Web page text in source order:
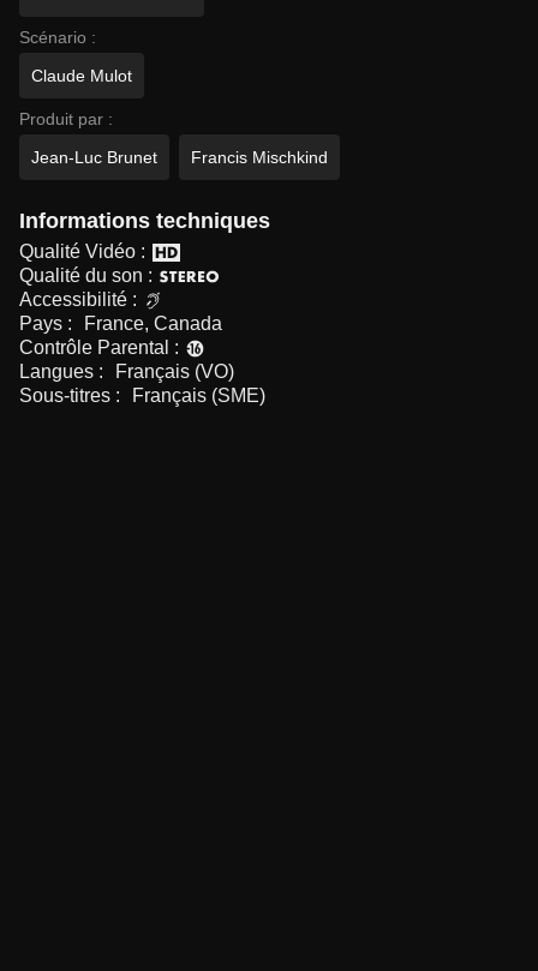
Scénario :
Claude Mulot
Produit par :
Jean-Luc Brunet
Francis Mischkind
Informations techniques
Qualité Vidéo :
Qualité du son :
Accessibilité :
Pays :
France, Canada
Contrôle Parental :
Langues :
Français (VO)
Sous-titres :
Français (SME)